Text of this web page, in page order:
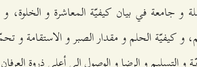
و جامعة في بيان كيفيّة المعاشرة و الخلوة، و
و كيفيّة الحلم و مقدار الصبر و الاستقامة و
و التسليم و الرضا و الوصول إلى أعلى ذروة